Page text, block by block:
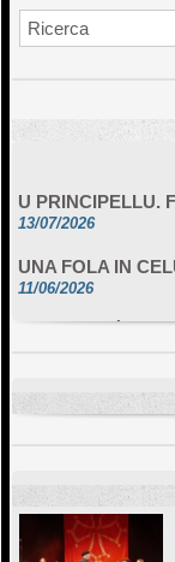
13/07/2026
11/06/2026
DA SCIMULÌ
10/06/2026